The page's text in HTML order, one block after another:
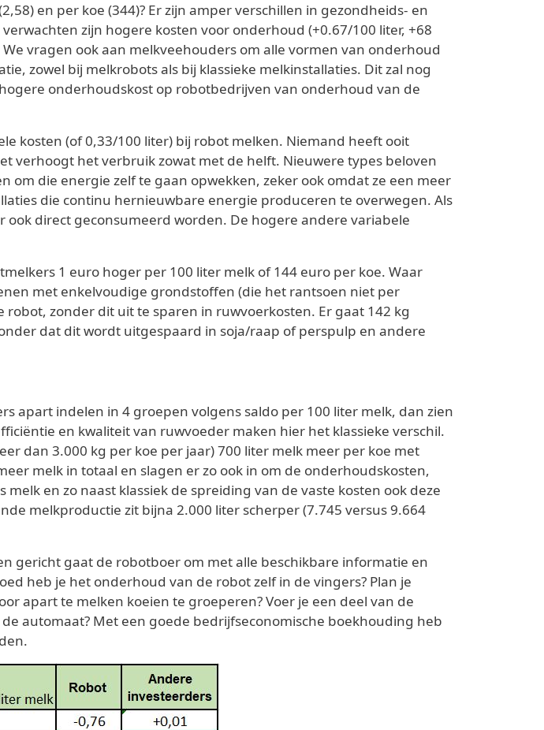
en per koe (344)? Er zijn amper verschillen in gezondheids- en
zijn hogere kosten voor onderhoud (+0.67/100 liter, +68
vragen ook aan melkveehouders om alle vormen van onderhoud
zowel bij melkrobots als bij klassieke melkinstallaties. Dit zal nog
onderhoudskost op robotbedrijven van onderhoud van de
kosten (of 0,33/100 liter) bij robot melken. Niemand heeft ooit
verhoogt het verbruik zowat met de helft. Nieuwere types beloven
die energie zelf te gaan opwekken, zeker ook omdat ze een meer
die continu hernieuwbare energie produceren te overwegen. Als
direct geconsumeerd worden. De hogere andere variabele
1 euro hoger per 100 liter melk of 144 euro per koe. Waar
met enkelvoudige grondstoffen (die het rantsoen niet per
zonder dit uit te sparen in ruwvoerkosten. Er gaat 142 kg
dat dit wordt uitgespaard in soja/raap of perspulp en andere
apart indelen in 4 groepen volgens saldo per 100 liter melk, dan zien
en kwaliteit van ruwvoeder maken hier het klassieke verschil.
dan 3.000 kg per koe per jaar) 700 liter melk meer per koe met
melk in totaal en slagen er zo ook in om de onderhoudskosten,
en zo naast klassiek de spreiding van de vaste kosten ook deze
melkproductie zit bijna 2.000 liter scherper (7.745 versus 9.664
gericht gaat de robotboer om met alle beschikbare informatie en
heb je het onderhoud van de robot zelf in de vingers? Plan je
apart te melken koeien te groeperen? Voer je een deel van de
automaat? Met een goede bedrijfseconomische boekhouding heb